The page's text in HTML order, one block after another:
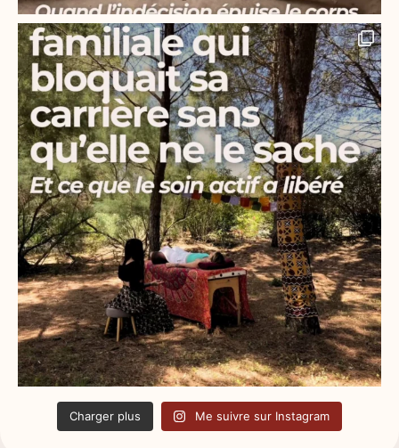
Charger plus Me suivre sur Instagram